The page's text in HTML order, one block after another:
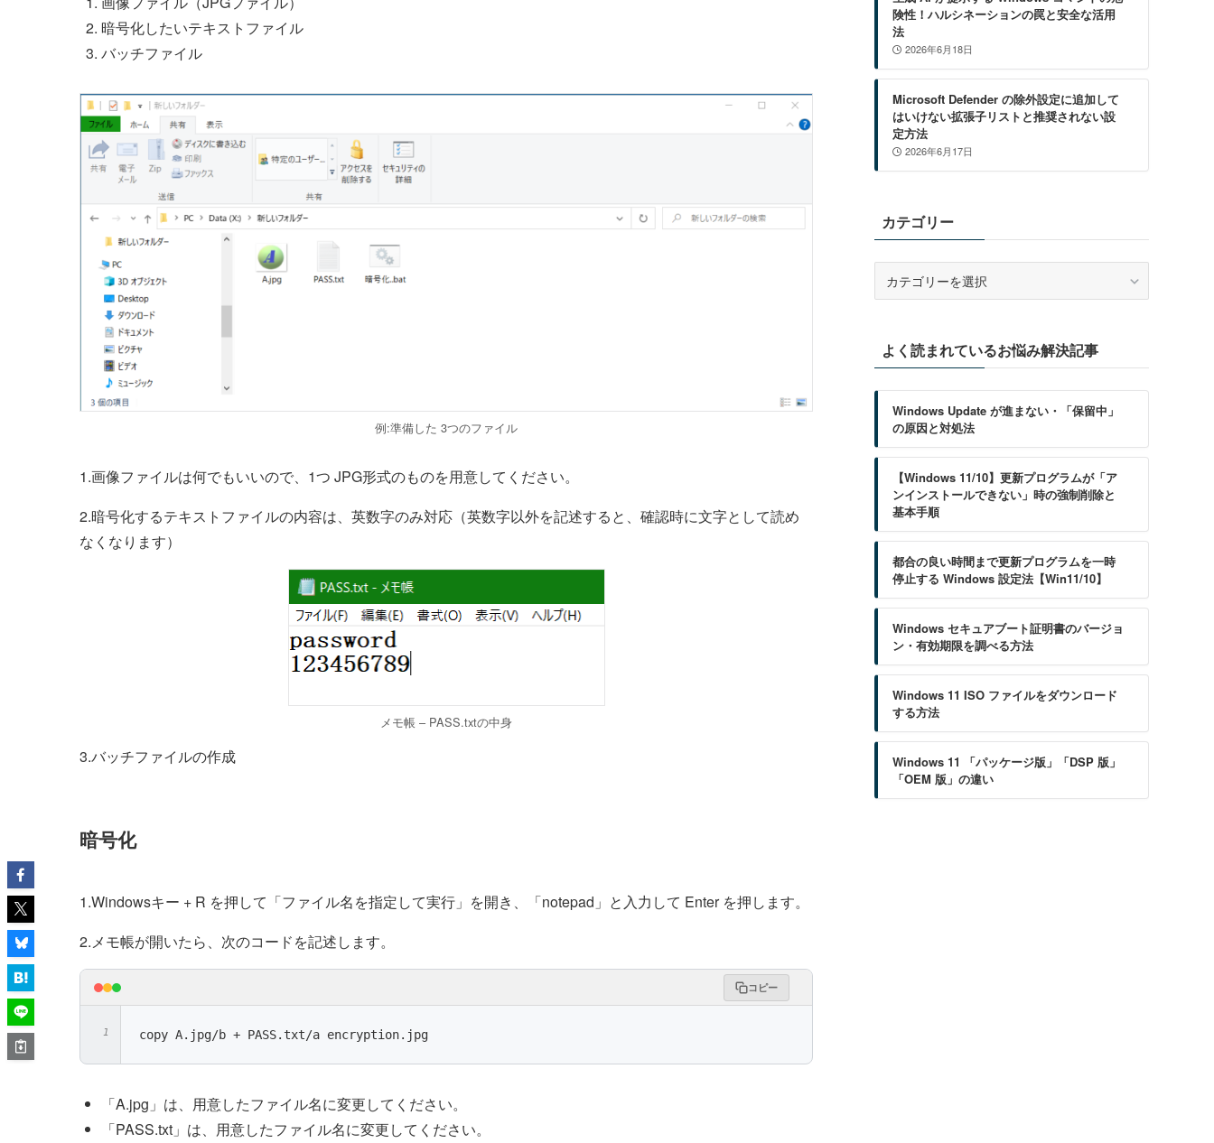
暗号化したいテキストファイル
バッチファイル
例:準備した 3つのファイル
1.画像ファイルは何でもいいので、1つ JPG形式のものを用意してください。
2.暗号化するテキストファイルの内容は、英数字のみ対応（英数字以外を記述すると、確認時に文字として読め
なくなります）
メモ帳 – PASS.txtの中身
3.バッチファイルの作成
暗号化
1.Windowsキー + R を押して「ファイル名を指定して実行」を開き、「notepad」と入力して Enter を押します。
2.メモ帳が開いたら、次のコードを記述します。
コピー
copy A.jpg/b + PASS.txt/a encryption.jpg
「A.jpg」は、用意したファイル名に変更してください。
「PASS.txt」は、用意したファイル名に変更してください。
険性！ハルシネーションの罠と安全な活用
法
2026年6月18日
Microsoft Defender の除外設定に追加して
はいけない拡張子リストと推奨されない設
定方法
2026年6月17日
カテゴリー
ーよく読まれているお悩み解決記事
Windows Update が進まない・「保留中」
の原因と対処法
【Windows 11/10】更新プログラムが「ア
ンインストールできない」時の強制削除と
基本手順
都合の良い時間まで更新プログラムを一時
停止する Windows 設定法【Win11/10】
Windows セキュアブート証明書のバージョ
ン・有効期限を調べる方法
Windows 11 ISO ファイルをダウンロード
する方法
Windows 11 「パッケージ版」「DSP 版」
「OEM 版」の違い